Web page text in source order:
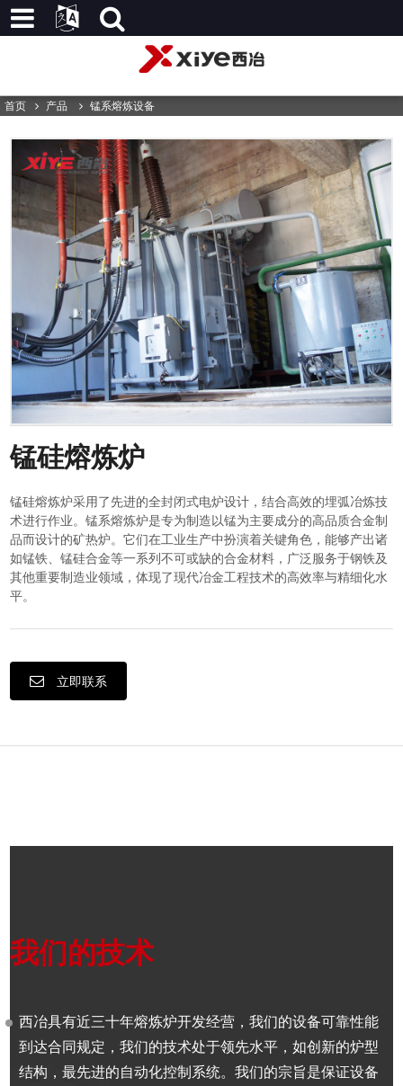
首页 产品 锰系熔炼设备
锰硅熔炼炉
锰硅熔炼炉采用了先进的全封闭式电炉设计，结合高效的埋弧冶炼技
术进行作业。锰系熔炼炉是专为制造以锰为主要成分的高品质合金制
品而设计的矿热炉。它们在工业生产中扮演着关键角色，能够产出诸
如锰铁、锰硅合金等一系列不可或缺的合金材料，广泛服务于钢铁及
其他重要制造业领域，体现了现代冶金工程技术的高效率与精细化水
平。
立即联系
我们的技术
西冶具有近三十年熔炼炉开发经营，我们的设备可靠性能
到达合同规定，我们的技术处于领先水平，如创新的炉型
结构，最先进的自动化控制系统。我们的宗旨是保证设备